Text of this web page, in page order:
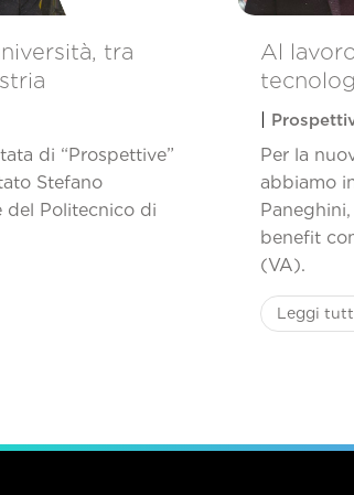
tra
di “Prospettive”
Stefano
del Politecnico di
Al
|
Per la
abbiamo
benefit
(VA).
Leggi